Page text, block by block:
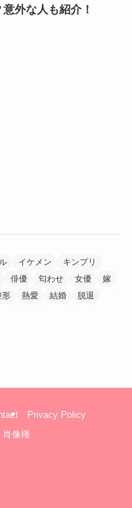
意外な人も紹介！
イケメン
キンプリ
俳優 匂わせ 女優
嫁
形 熱愛 結婚
脱退
Privacy Policy
肖像権